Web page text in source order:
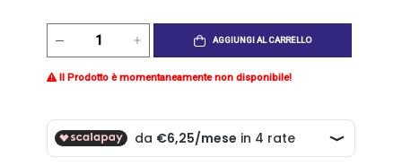
AGGIUNGI AL CARRELLO
Il Prodotto è momentaneamente non disponibile!